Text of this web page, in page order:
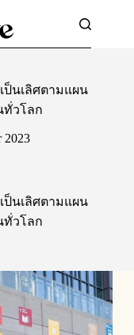
ป็นเลิศตามแผน
ทั่วโลก
2023
ป็นเลิศตามแผน
ทั่วโลก